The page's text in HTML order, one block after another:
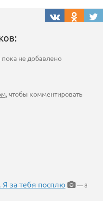
не добавлено
, чтобы комментировать
за тебя посплю
— 8